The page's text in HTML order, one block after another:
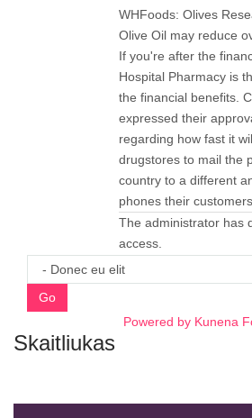
WHFoods: Olives
Olive Oil may reduce
If you're after the
Hospital Pharmacy is
the financial benefits.
expressed their
regarding how fast it
drugstores to mail the
country to a different
phones their customers.
The administrator has
access.
Go
Powered by Kunena
Skaitliukas